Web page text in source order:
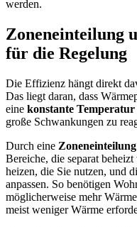
werden.
Zoneneinteilung
für die Regelung
Die Effizienz hängt direkt
Das liegt daran, dass
eine konstante Temperatur
große Schwankungen zu
Durch eine Zoneneinteilung
Bereiche, die separat
heizen, die Sie nutzen, und
anpassen. So benötigen
möglicherweise mehr
meist weniger Wärme